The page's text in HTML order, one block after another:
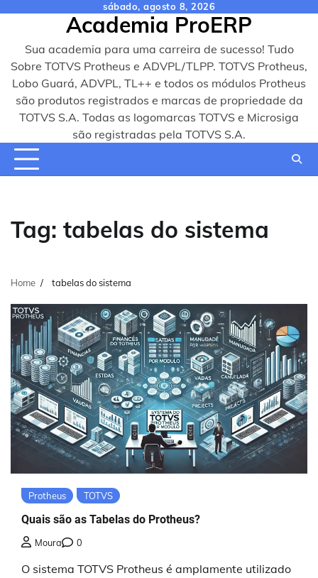
content
sábado, agosto 8, 2026
Academia ProERP
Sua academia para uma carreira de sucesso! Tudo
Sobre TOTVS Protheus e ADVPL/TLPP. TOTVS Protheus,
Lobo Guará, ADVPL, TL++ e todos os módulos Protheus
são produtos registrados e marcas de propriedade da
TOTVS S.A. Todas as logomarcas TOTVS e Microsiga
são registradas pela TOTVS S.A.
Tag: tabelas do sistema
Home tabelas do sistema
Protheus TOTVS
Quais são as Tabelas do Protheus?
Moura 0
O sistema TOTVS Protheus é amplamente utilizado